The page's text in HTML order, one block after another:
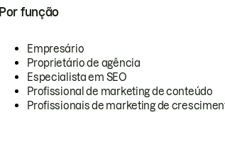
Por função
Empresário
Proprietário de agência
Especialista em SEO
Profissional de marketing de conteúdo
Profissionais de marketing de